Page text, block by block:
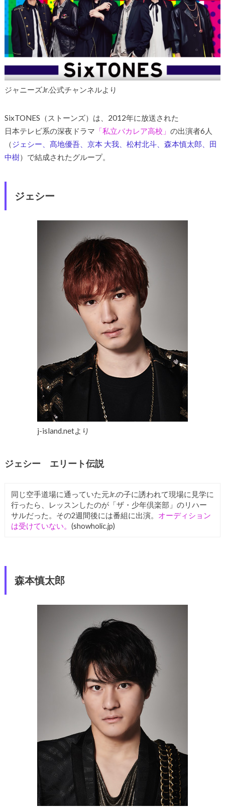
ジャニーズJr.公式チャンネルより
SixTONES（ストーンズ）は、2012年に放送された
日本テレビ系の深夜ドラマ 「私立バカレア高校」 の出演者6人
（ジェシー、髙地優吾、京本 大我、松村北斗、森本慎太郎、田
中樹）で結成されたグループ。
ジェシー
j-island.netより
ジェシー エリート伝説
同じ空手道場に通っていた元Jr.の子に誘われて現場に見学に
行ったら、レッスンしたのが「ザ・少年倶楽部」のリハー
サルだった。その2週間後には番組に出演。 オーディション
は受けていない。 (showholic.jp)
森本慎太郎